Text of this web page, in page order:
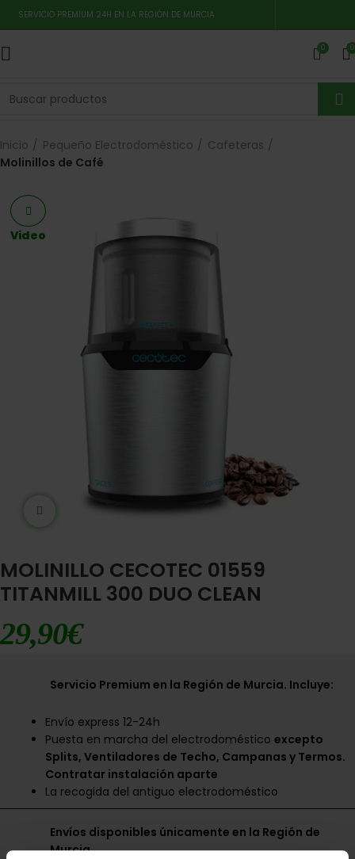
SERVICIO PREMIUM 24H EN LA REGIÓN DE MURCIA
0 0
Inicio Pequeño Electrodoméstico
Cafeteras
Molinillos de Café
Ampliar imágen
Video
MOLINILLO CECOTEC 01559
TITANMILL 300 DUO CLEAN
29,90€
Servicio Premium en la Región de Murcia. Incluye:
Envío express 12-24h
Puesta en marcha del electrodomésticoexcepto
Splits, Ventiladores de Techo, Campanas y Termos.
Contratar instalación aparte
La recogida del antiguo electrodoméstico
Envíos disponibles únicamente en la Región de
Murcia.